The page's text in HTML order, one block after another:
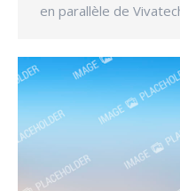
en parallèle de